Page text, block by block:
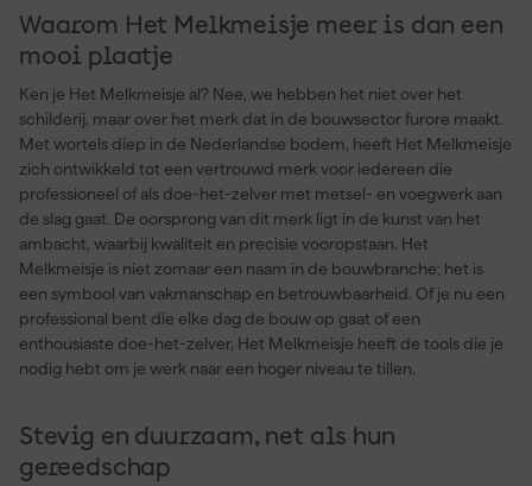
Waarom Het Melkmeisje meer is dan een
mooi plaatje
Ken je Het Melkmeisje al? Nee, we hebben het niet over het
schilderij, maar over het merk dat in de bouwsector furore maakt.
Met wortels diep in de Nederlandse bodem, heeft Het Melkmeisje
zich ontwikkeld tot een vertrouwd merk voor iedereen die
professioneel of als doe-het-zelver met metsel- en voegwerk aan
de slag gaat. De oorsprong van dit merk ligt in de kunst van het
ambacht, waarbij kwaliteit en precisie vooropstaan. Het
Melkmeisje is niet zomaar een naam in de bouwbranche; het is
een symbool van vakmanschap en betrouwbaarheid. Of je nu een
professional bent die elke dag de bouw op gaat of een
enthousiaste doe-het-zelver, Het Melkmeisje heeft de tools die je
nodig hebt om je werk naar een hoger niveau te tillen.
Stevig en duurzaam, net als hun
gereedschap